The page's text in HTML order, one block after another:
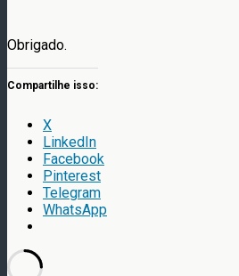
Obrigado.
Compartilhe isso:
X
LinkedIn
Facebook
Pinterest
Telegram
WhatsApp